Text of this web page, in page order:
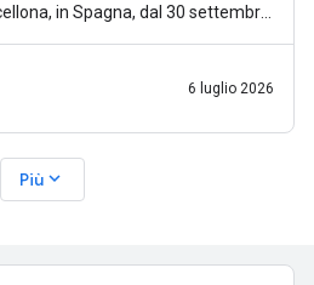
in Spagna, dal 30 settembre
6 luglio 2026
Più expand_more